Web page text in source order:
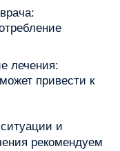
лечения:
привести к
и
рекомендуем